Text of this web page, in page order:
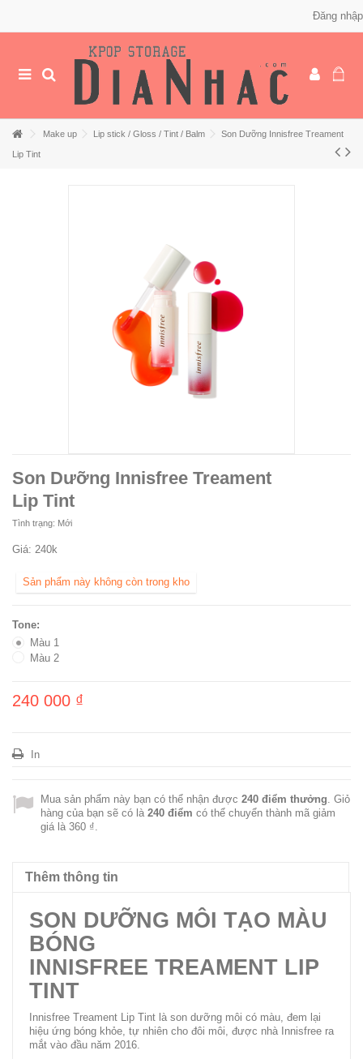
Đăng nhập
Make up Lip stick / Gloss / Tint / Balm Son Dưỡng Innisfree Treament
Lip Tint
Son Dưỡng Innisfree Treament
Lip Tint
Tình trạng: Mới
Giá: 240k
Sản phẩm này không còn trong kho
Tone:
Màu 1
Màu 2
240 000 ₫
In
Mua sản phẩm này bạn có thể nhận được 240 điểm thưởng. Giỏ
hàng của bạn sẽ có là 240 điểm có thể chuyển thành mã giảm
giá là 360 ₫.
Thêm thông tin
SON DƯỠNG MÔI TẠO MÀU
BÓNG
INNISFREE TREAMENT LIP
TINT
Innisfree Treament Lip Tint là son dưỡng môi có màu, đem lại
hiệu ứng bóng khỏe, tự nhiên cho đôi môi, được nhà Innisfree ra
mắt vào đầu năm 2016.